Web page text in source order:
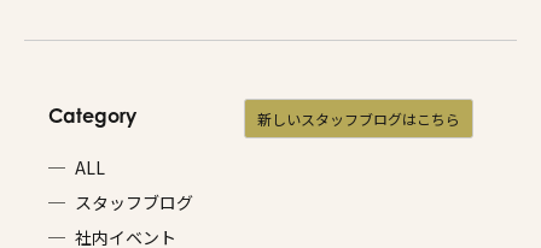
Category
ALL
スタッフブログ
社内イベント
新しいスタッフブログはこちら